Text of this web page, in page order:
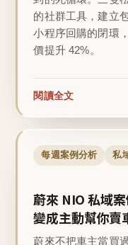
的社群工具，建立
小程序回購的閉環
價提升 42%。
閱讀全文
每週案例分析 私
蔚來 NIO 私域
變成主動幫你賣
蔚來不把車主當買